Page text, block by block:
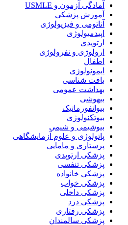
آمادگی آزمون و USMLE
آموزش پزشکی
آناتومی و فیزیولوژی
اپیدمیولوژی
ارتوپدی
ارولوژی و نفرولوژی
اطفال
ایمونولوژی
بافت شناسی
بهداشت عمومی
بیهوشی
بیوانفورماتیک
بیوتکنولوژی
بیوشیمی و شیمی
پاتولوژی و علوم آزمایشگاهی
پرستاری و مامایی
پزشکی ارتوپدی
پزشکی تنفسی
پزشکی خانواده
پزشکی خواب
پزشکی داخلی
پزشکی درد
پزشکی رفتاری
پزشکی سالمندان